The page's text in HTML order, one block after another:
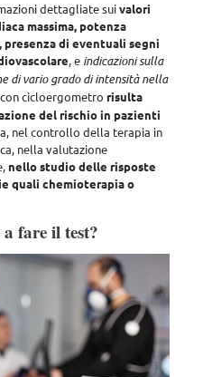
dettagliate suivalori
massima, potenza
presenza di eventuali segni
, e indicazioni sulla
di vario grado di intensità nella
cicloergometro risulta
del rischio in pazienti
nel controllo della terapia in
nella valutazione
,nello studio delle risposte
quali chemioterapia o
fare il test?